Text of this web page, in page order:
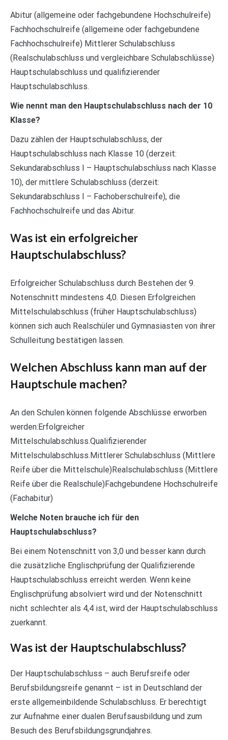
Abitur (allgemeine oder fachgebundene Hochschulreife)
Fachhochschulreife (allgemeine oder fachgebundene
Fachhochschulreife) Mittlerer Schulabschluss
(Realschulabschluss und vergleichbare Schulabschlüsse)
Hauptschulabschluss und qualifizierender
Hauptschulabschluss.
Wie nennt man den Hauptschulabschluss nach der 10
Klasse?
Dazu zählen der Hauptschulabschluss, der
Hauptschulabschluss nach Klasse 10 (derzeit:
Sekundarabschluss I – Hauptschulabschluss nach Klasse
10), der mittlere Schulabschluss (derzeit:
Sekundarabschluss I – Fachoberschulreife), die
Fachhochschulreife und das Abitur.
Was ist ein erfolgreicher
Hauptschulabschluss?
Erfolgreicher Schulabschluss durch Bestehen der 9.
Notenschnitt mindestens 4,0. Diesen Erfolgreichen
Mittelschulabschluss (früher Hauptschulabschluss)
können sich auch Realschüler und Gymnasiasten von ihrer
Schulleitung bestätigen lassen.
Welchen Abschluss kann man auf der
Hauptschule machen?
An den Schulen können folgende Abschlüsse erworben
werden:Erfolgreicher
Mittelschulabschluss.Qualifizierender
Mittelschulabschluss.Mittlerer Schulabschluss (Mittlere
Reife über die Mittelschule)Realschulabschluss (Mittlere
Reife über die Realschule)Fachgebundene Hochschulreife
(Fachabitur)
Welche Noten brauche ich für den
Hauptschulabschluss?
Bei einem Notenschnitt von 3,0 und besser kann durch
die zusätzliche Englischprüfung der Qualifizierende
Hauptschulabschluss erreicht werden. Wenn keine
Englischprüfung absolviert wird und der Notenschnitt
nicht schlechter als 4,4 ist, wird der Hauptschulabschluss
zuerkannt.
Was ist der Hauptschulabschluss?
Der Hauptschulabschluss – auch Berufsreife oder
Berufsbildungsreife genannt – ist in Deutschland der
erste allgemeinbildende Schulabschluss. Er berechtigt
zur Aufnahme einer dualen Berufsausbildung und zum
Besuch des Berufsbildungsgrundjahres.